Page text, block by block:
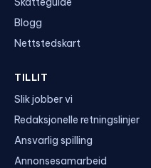
Blogg
Nettstedskart
TILLIT
Slik jobber vi
Redaksjonelle retningslinjer
Ansvarlig spilling
Annonsesamarbeid